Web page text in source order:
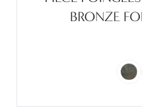
BRONZE